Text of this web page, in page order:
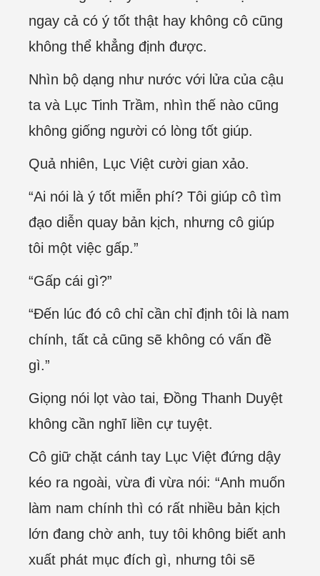
ngay cả có ý tốt thật hay không cô cũng
không thể khẳng định được.
Nhìn bộ dạng như nước với lửa của cậu
ta và Lục Tinh Trầm, nhìn thế nào cũng
không giống người có lòng tốt giúp.
Quả nhiên, Lục Việt cười gian xảo.
“Ai nói là ý tốt miễn phí? Tôi giúp cô tìm
đạo diễn quay bản kịch, nhưng cô giúp
tôi một việc gấp.”
“Gấp cái gì?”
“Đến lúc đó cô chỉ cần chỉ định tôi là nam
chính, tất cả cũng sẽ không có vấn đề
gì.”
Giọng nói lọt vào tai, Đồng Thanh Duyệt
không cần nghĩ liền cự tuyệt.
Cô giữ chặt cánh tay Lục Việt đứng dậy
kéo ra ngoài, vừa đi vừa nói: “Anh muốn
làm nam chính thì có rất nhiều bản kịch
lớn đang chờ anh, tuy tôi không biết anh
xuất phát mục đích gì, nhưng tôi sẽ